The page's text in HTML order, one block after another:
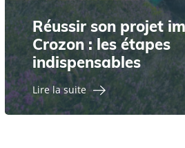
Réussir son projet
Crozon : les étapes
indispensables
Lire la suite